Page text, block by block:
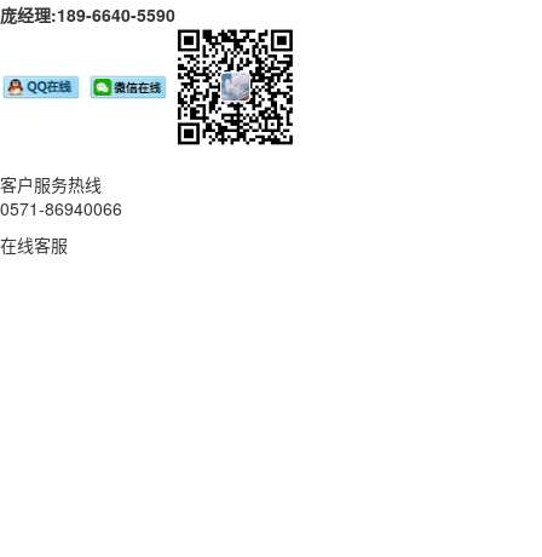
庞经理:189-6640-5590
客户服务热线
0571-86940066
在线客服